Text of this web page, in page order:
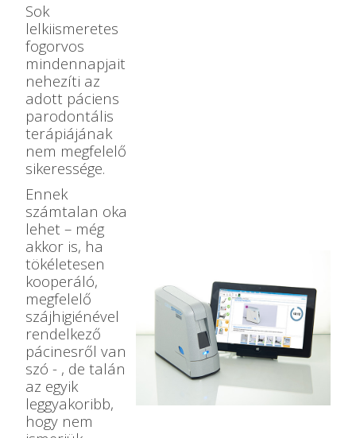
Sok
lelkiismeretes
fogorvos
mindennapjait
nehezíti az
adott páciens
parodontális
terápiájának
nem megfelelő
sikeressége.
Ennek
számtalan oka
lehet – még
akkor is, ha
tökéletesen
kooperáló,
megfelelő
szájhigiénével
rendelkező
pácinesről van
szó - , de talán
az egyik
leggyakoribb,
hogy nem